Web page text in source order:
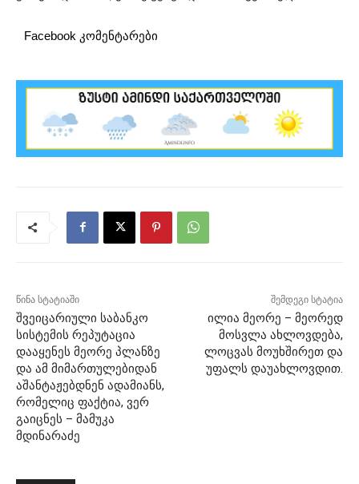
Facebook კომენტარები
წინა სტატიაში
შვეიცარიული საბანკო
სისტემის რეპუტაცია
დააყენეს მეორე პლანზე
და ამ მიმართულებიდან
აშანტაჟებდნენ ადამიანს,
რომელიც ფაქტია, ვერ
გაიცნეს – მამუკა
მდინარაძე
შემდეგი სტატია
ილია მეორე – მეორედ
მოსვლა ახლოვდება,
ლოცვას მოუხშირეთ და
უფალს დაუახლოვდით.